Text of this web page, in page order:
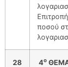
ποσού
28 4ο